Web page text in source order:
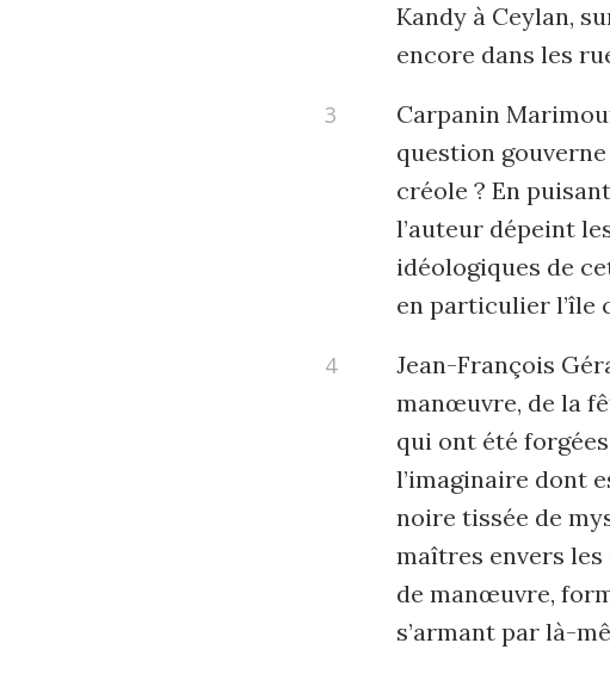
Kandy à Ceylan,
encore dans les
Carpanin
question
créole ? En
l’auteur dépeint
idéologiques de
en particulier l’île
Jean-François
manœuvre, de la
qui ont été
l’imaginaire dont
noire tissée de
maîtres envers les
de manœuvre,
s’armant par là-